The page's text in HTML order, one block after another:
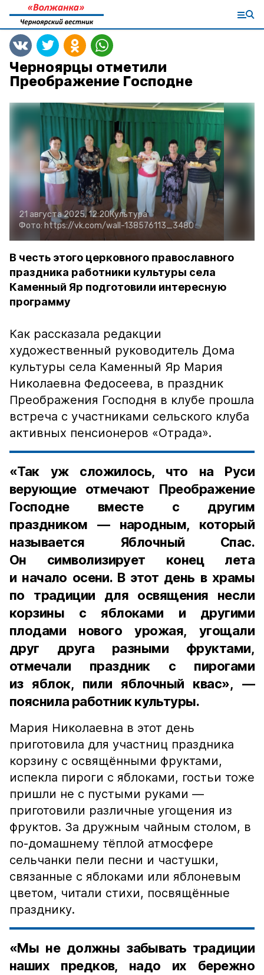
Черноярцы отметили
Преображение Господне
21 августа 2025, 12:20Культура
Фото: https://vk.com/wall-138576113_3480
В честь этого церковного православного
праздника работники культуры села
Каменный Яр подготовили интересную
программу
Как рассказала редакции
художественный руководитель Дома
культуры села Каменный Яр Мария
Николаевна Федосеева, в праздник
Преображения Господня в клубе прошла
встреча с участниками сельского клуба
активных пенсионеров «Отрада».
«Так уж сложилось, что на Руси
верующие отмечают Преображение
Господне вместе с другим
праздником — народным, который
называется Яблочный Спас.
Он символизирует конец лета
и начало осени. В этот день в храмы
по традиции для освящения несли
корзины с яблоками и другими
плодами нового урожая, угощали
друг друга разными фруктами,
отмечали праздник с пирогами
из яблок, пили яблочный квас», —
пояснила работник культуры.
Мария Николаевна в этот день
приготовила для участниц праздника
корзину с освящёнными фруктами,
испекла пироги с яблоками, гостьи тоже
пришли не с пустыми руками —
приготовили различные угощения из
фруктов. За дружным чайным столом, в
по-домашнему тёплой атмосфере
сельчанки пели песни и частушки,
связанные с яблоками или яблоневым
цветом, читали стихи, посвящённые
празднику.
«Мы не должны забывать традиции
наших предков, надо их бережно